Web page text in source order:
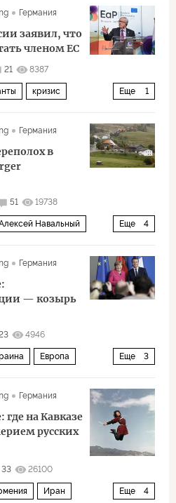
Германия
заявил, что
членом ЕС
21 8387
Еще 1
кризис
Германия
в
51 19738
Еще 4
Навальный
Германия
— козырь
4946
Еще 3
Европа
Германия
на Кавказе
русских
33 26100
Еще 4
Иран